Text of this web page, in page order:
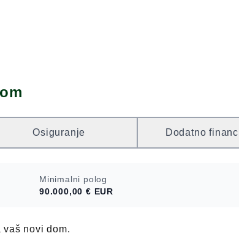
Osiguranje Dodatno
Minimalni polog
90.000,00 € EUR
novi dom.